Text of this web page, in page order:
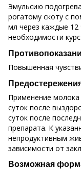
Эмульсию
рогатому скоту с
мл через каждые 12
необходимости
Повышенная
Применение
суток после
суток после
препарата. К
непродуктивным
зависимости от
Возможная